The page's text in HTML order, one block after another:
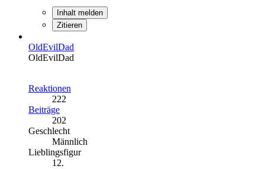
Inhalt melden
Zitieren
OldEvilDad
OldEvilDad
Reaktionen
222
Beiträge
202
Geschlecht
Männlich
Lieblingsfigur
12.